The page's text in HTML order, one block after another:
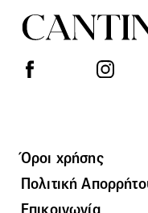
Όροι χρήσης
Πολιτική
Επικοινωνία